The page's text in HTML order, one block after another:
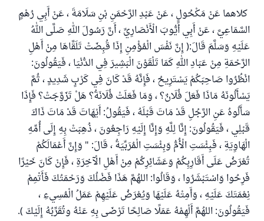
كلاهما عَنْ مَكْحُولٍ ، عَنْ عَبْدِ الرَّحْمَنِ بْنِ سَلَامَةَ ، عَنْ أَبِي رُهْمٍ
السَّمَاعِيَّ ، عَنْ أَبِي أَيُّوبَ الْأَنْصَارِيِّ ، أَنَّ رَسُولَ اللهِ صَلَّى اللهُ
عَلَيْهِ وَسَلَّمَ قَالَ:( إِنَّ نَفْسَ الْمُؤْمِنِ إِذَا قُبِضَتْ تَلَقَّاهَا مِنْ أَهْلِ
الرَّحْمَةِ مِنْ عَبَادِ اللهِ كَمَا تَلْقَوْنَ الْبَشِيرَ فِي الدُّنْيَا ، فَيَقُولُونَ:
انْظُرُوا صَاحِبَكُمْ يَسْتَرِيحُ ، فَإِنَّهُ قَدْ كَانَ فِي كَرْبٍ شَدِيدٍ ، ثُمَّ
يَسْأَلُونَهُ مَاذَا فَعَلَ فُلَانٌ؟ ، وَمَا فَعَلَتْ فُلَانَةُ؟ هَلْ تَزَوَّجَتْ؟ فَإِذَا
سَأَلُوهُ عَنِ الرَّجُلِ قَدْ مَاتَ قَبْلَهُ ، فَيَقُولُ: أَيْهَاتَ قَدْ مَاتَ ذَاكَ
قَبْلِي ، فَيَقُولُونَ: إِنَّا لِلَّهِ وَإِنَّا إِلَيْهِ رَاجِعُونَ ، ذُهِبَتْ بِهِ إِلَى أُمِّهِ
الْهَاوِيَةِ ، فَبِئْسَتِ الْأُمُّ وَبِئْسَتِ الْمُرَبِّيَةُ ، قَالَ: " وَإِنَّ أَعْمَالَكُمْ
تُعْرَضُ عَلَى أَقَارِبِكُمْ وَعَشَائِرِكُمْ مِنْ أَهْلِ الْآخِرَةِ ، فَإِنْ كَانَ خَيْرًا
فَرِحُوا وَاسْتَبْشَرُوا ، وَقَالُوا: اللهُمَّ هَذَا فَضْلُكَ وَرَحْمَتُكَ فَأَتْمِمْ
نِعْمَتَكَ عَلَيْهِ ، وَأَمِتْهُ عَلَيْهَا وَيُعْرَضُ عَلَيْهِمْ عَمَلُ الْمُسِيءِ ،
فَيَقُولُونَ: اللهُمَّ أَلْهِمْهُ عَمَلًا صَالِحًا تَرْضَى بِهِ عَنْهُ وتُقَرِّبُهُ إِلَيْكَ ).